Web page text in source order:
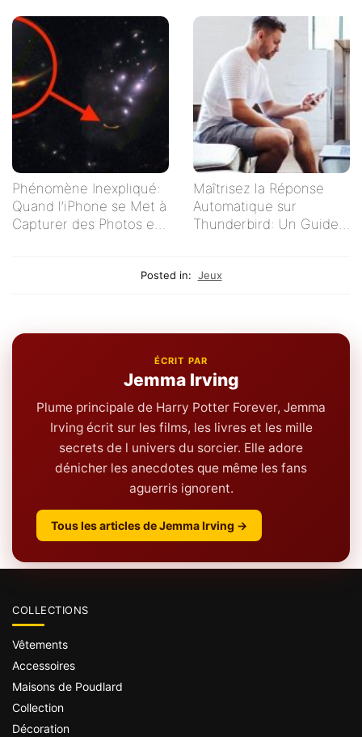
Phénomène Inexpliqué:
Quand l’iPhone se Met à
Capturer des Photos en
Maîtrisez la Réponse
Automatique sur
Thunderbird: Un Guide
Posted in: Jeux
ÉCRIT PAR
Jemma Irving
Plume principale de Harry Potter Forever, Jemma
Irving écrit sur les films, les livres et les mille
secrets de l univers du sorcier. Elle adore
dénicher les anecdotes que même les fans
aguerris ignorent.
Tous les articles de Jemma Irving →
COLLECTIONS
Vêtements
Accessoires
Maisons de Poudlard
Collection
Décoration